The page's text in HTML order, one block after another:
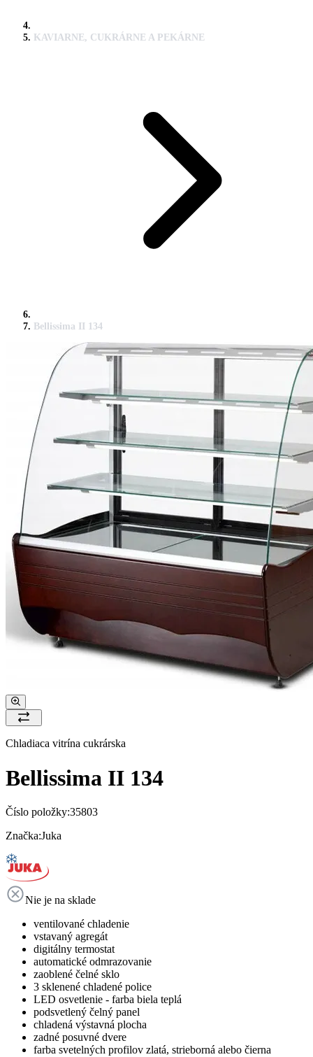
KAVIARNE, CUKRÁRNE A PEKÁRNE
Bellissima II 134
Chladiaca vitrína cukrárska
Bellissima II 134
Číslo položky:35803
Značka:Juka
Nie je na sklade
ventilované chladenie
vstavaný agregát
digitálny termostat
automatické odmrazovanie
zaoblené čelné sklo
3 sklenené chladené police
LED osvetlenie - farba biela teplá
podsvetlený čelný panel
chladená výstavná plocha
zadné posuvné dvere
farba svetelných profilov zlatá, strieborná alebo čierna